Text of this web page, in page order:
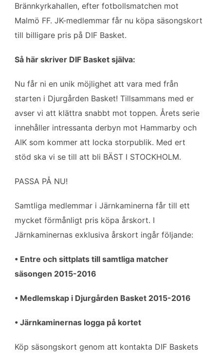
o
o
k
e
r
d
I
n
Brännkyrkahallen, efter fotbollsmatchen mot
Malmö FF. JK-medlemmar får nu köpa säsongskort
till billigare pris på DIF Basket.
Så här skriver DIF Basket själva:
Nu får ni en unik möjlighet att vara med från
starten i Djurgården Basket! Tillsammans med er
avser vi att klättra snabbt mot toppen. Årets serie
innehåller intressanta derbyn mot Hammarby och
AIK som kommer att locka storpublik. Med ert
stöd ska vi se till att bli BÄST I STOCKHOLM.
PASSA PÅ NU!
Samtliga medlemmar i Järnkaminerna får till ett
mycket förmånligt pris köpa årskort. I
Järnkaminernas exklusiva årskort ingår följande:
• Entre och sittplats till samtliga matcher
säsongen 2015-2016
• Medlemskap i Djurgården Basket 2015-2016
• Järnkaminernas logga på kortet
Köp säsongskort genom att kontakta DIF Baskets